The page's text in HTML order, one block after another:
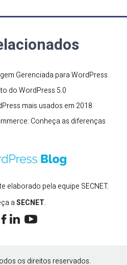
Gerenciada para WordPress
do WordPress 5.0
mais usados em 2018
Conheça as diferenças
elaborado pela equipe SECNET.
aSECNET.
os direitos reservados.